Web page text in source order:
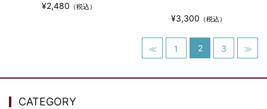
¥2,480 （税込）
¥3,300 （税込）
≪ 1 2 3 ≫
CATEGORY